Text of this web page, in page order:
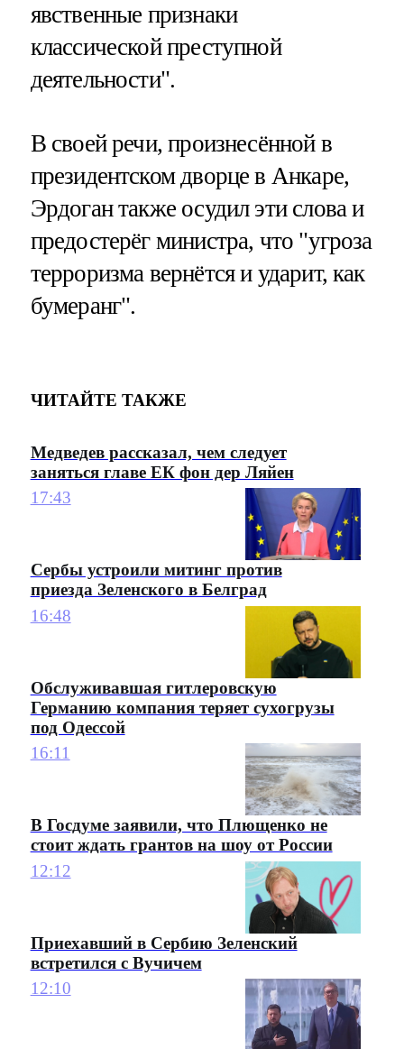
явственные признаки
классической преступной
деятельности".
В своей речи, произнесённой в
президентском дворце в Анкаре,
Эрдоган также осудил эти слова и
предостерёг министра, что "угроза
терроризма вернётся и ударит, как
бумеранг".
ЧИТАЙТЕ ТАКЖЕ
Медведев рассказал, чем следует
заняться главе ЕК фон дер Ляйен
17:43
Сербы устроили митинг против
приезда Зеленского в Белград
16:48
Обслуживавшая гитлеровскую
Германию компания теряет сухогрузы
под Одессой
16:11
В Госдуме заявили, что Плющенко не
стоит ждать грантов на шоу от России
12:12
Приехавший в Сербию Зеленский
встретился с Вучичем
12:10